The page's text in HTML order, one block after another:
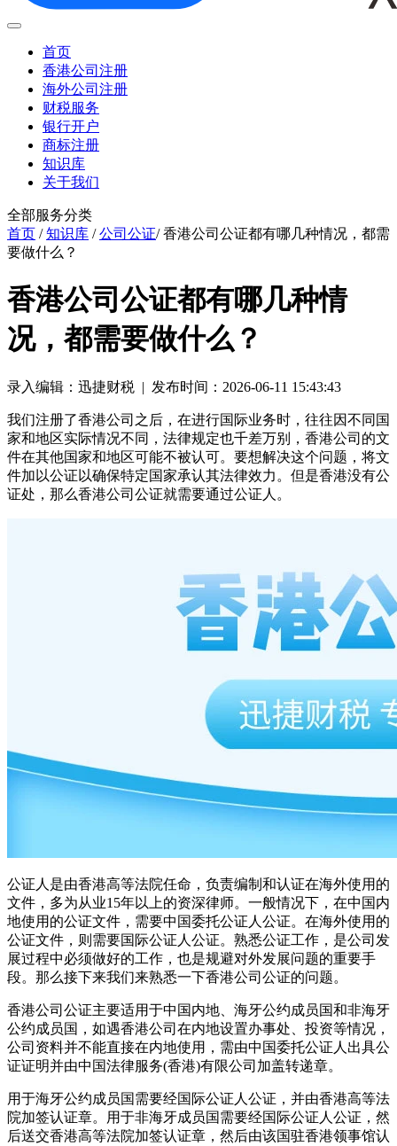
首页
香港公司注册
海外公司注册
财税服务
银行开户
商标注册
知识库
关于我们
全部服务分类
首页 /知识库 /公司公证/ 香港公司公证都有哪几种情况，都需
要做什么？
香港公司公证都有哪几种情
况，都需要做什么？
录入编辑：迅捷财税 | 发布时间：2026-06-11 15:43:43
我们注册了香港公司之后，在进行国际业务时，往往因不同国
家和地区实际情况不同，法律规定也千差万别，香港公司的文
件在其他国家和地区可能不被认可。要想解决这个问题，将文
件加以公证以确保特定国家承认其法律效力。但是香港没有公
证处，那么香港公司公证就需要通过公证人。
公证人是由香港高等法院任命，负责编制和认证在海外使用的
文件，多为从业15年以上的资深律师。一般情况下，在中国内
地使用的公证文件，需要中国委托公证人公证。在海外使用的
公证文件，则需要国际公证人公证。熟悉公证工作，是公司发
展过程中必须做好的工作，也是规避对外发展问题的重要手
段。那么接下来我们来熟悉一下香港公司公证的问题。
香港公司公证主要适用于中国内地、海牙公约成员国和非海牙
公约成员国，如遇香港公司在内地设置办事处、投资等情况，
公司资料并不能直接在内地使用，需由中国委托公证人出具公
证证明并由中国法律服务(香港)有限公司加盖转递章。
用于海牙公约成员国需要经国际公证人公证，并由香港高等法
院加签认证章。用于非海牙成员国需要经国际公证人公证，然
后送交香港高等法院加签认证章，然后由该国驻香港领事馆认